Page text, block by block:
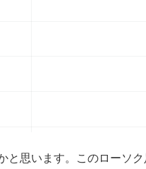
と思います。このローソク